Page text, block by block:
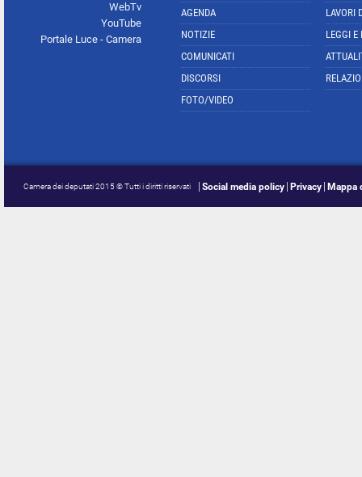
WebTv
YouTube
Portale Luce - Camera
AGENDA
NOTIZIE
COMUNICATI
DISCORSI
FOTO/VIDEO
LAVORI
LEGGI E
Camera dei deputati 2015 © Tutti i diritti riservati Social media policy Privacy Mappa